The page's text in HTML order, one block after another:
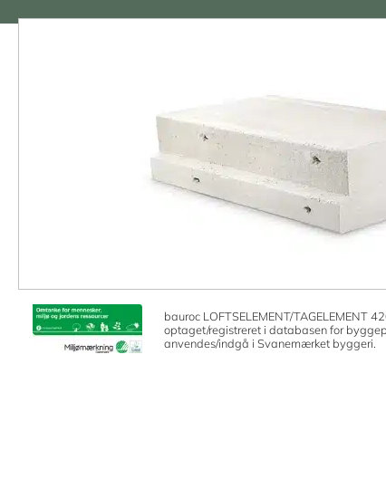
bauroc LOFTSELEMENT/TAGELEMENT
optaget/registreret i databasen for
anvendes/indgå i Svanemærket byggeri.